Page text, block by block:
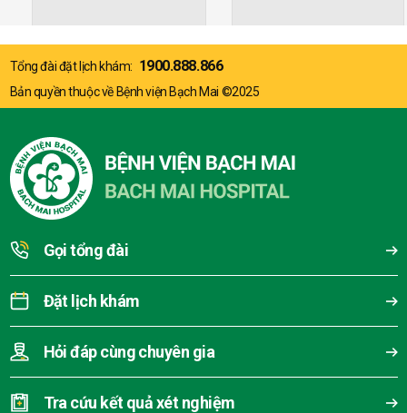
Tổng đài đặt lịch khám: 1900.888.866
Bản quyền thuộc về Bệnh viện Bạch Mai ©2025
Gọi tổng đài
Đặt lịch khám
Hỏi đáp cùng chuyên gia
Tra cứu kết quả xét nghiệm